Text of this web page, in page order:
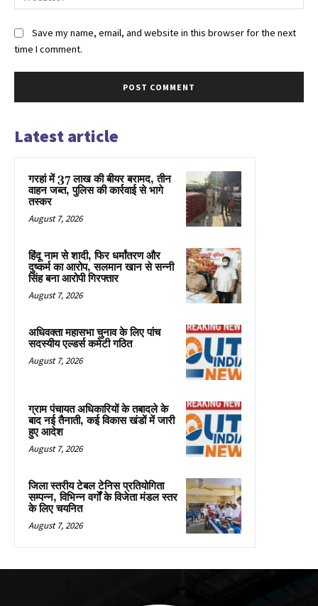
Save my name, email, and website in this browser for the next
time I comment.
Latest article
गरहां में 37 लाख की बीयर बरामद, तीन
वाहन जब्त, पुलिस की कार्रवाई से भागे
तस्कर
August 7, 2026
हिंदू नाम से शादी, फिर धर्मांतरण और
दुष्कर्म का आरोप, सलमान खान से सन्नी
सिंह बना आरोपी गिरफ्तार
August 7, 2026
अधिवक्ता महासभा चुनाव के लिए पांच
सदस्यीय एल्डर्स कमेटी गठित
August 7, 2026
ग्राम पंचायत अधिकारियों के तबादले के
बाद नई तैनाती, कई विकास खंडों में जारी
हुए आदेश
August 7, 2026
जिला स्तरीय टेबल टेनिस प्रतियोगिता
सम्पन्न, विभिन्न वर्गों के विजेता मंडल स्तर
के लिए चयनित
August 7, 2026